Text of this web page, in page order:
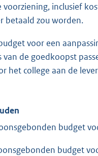
inclusief
betaald zou worden.
voor een
de goedkoopst
het college aan de
budget
budget